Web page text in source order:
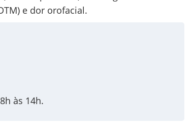
e dor orofacial.
às 14h.